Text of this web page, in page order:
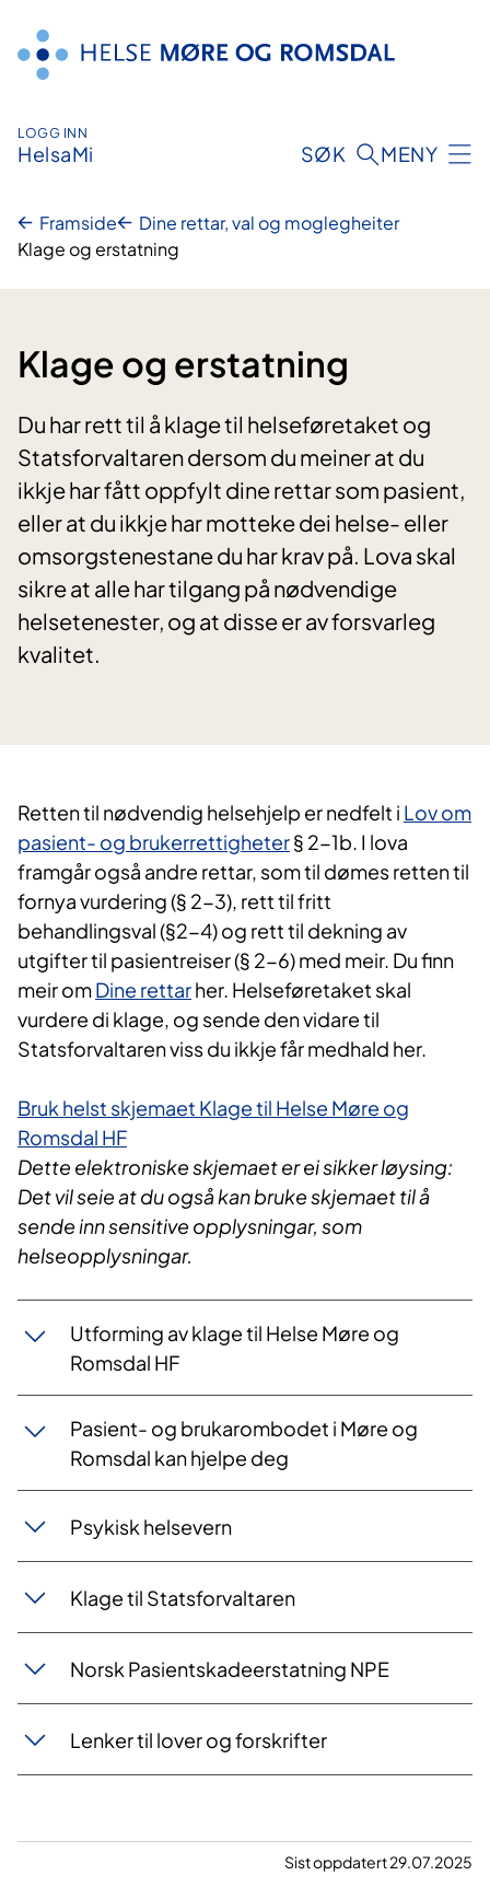
innhald
LOGG INN
HelsaMi SØK MENY
Framside
Dine rettar, val og moglegheiter
Klage og erstatning
Klage og erstatning
Du har rett til å klage til helseføretaket og
Statsforvaltaren dersom du meiner at du
ikkje har fått oppfylt dine rettar som pasient,
eller at du ikkje har motteke dei helse- eller
omsorgstenestane du har krav på. Lova skal
sikre at alle har tilgang på nødvendige
helsetenester, og at disse er av forsvarleg
kvalitet.
Retten til nødvendig helsehjelp er nedfelt i Lov om
pasient- og brukerrettigheter§ 2-1b. I lova
framgår også andre rettar, som til dømes retten til
fornya vurdering (§ 2-3), rett til fritt
behandlingsval (§2-4) og rett til dekning av
utgifter til pasientreiser (§ 2-6) med meir. Du finn
meir omDine rettarher. Helseføretaket skal
vurdere di klage, og sende den vidare til
Statsforvaltaren viss du ikkje får medhald her.
Bruk helst skjemaet Klage til Helse Møre og
Romsdal HF
Dette elektroniske skjemaet er ei sikker løysing:
Det vil seie at du også kan bruke skjemaet til å
sende inn sensitive opplysningar, som
helseopplysningar.
Utforming av klage til Helse Møre og
Romsdal HF
Pasient- og brukarombodet i Møre og
Romsdal kan hjelpe deg
Psykisk helsevern
Klage til Statsforvaltaren
Norsk Pasientskadeerstatning NPE
Lenker til lover og forskrifter
Sist oppdatert 29.07.2025